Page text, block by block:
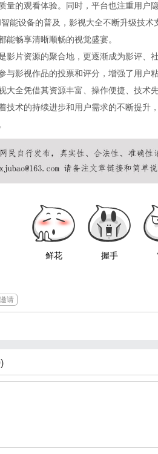
量的观看体验。同时，平台也注重用户
能设备的普及，影视大全不断升级技
能畅享清晰顺畅的视觉盛宴。
影片资源的聚合地，更逐渐成为影评、
与影视作品的投票和评分，增强了用户
大全凭借其资源丰富、操作便捷、技术
技术的持续进步和用户需求的不断提升
鲜花 握手
邀请